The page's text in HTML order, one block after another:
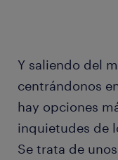
Y saliendo del
centrándonos
hay opciones
inquietudes de
Se trata de